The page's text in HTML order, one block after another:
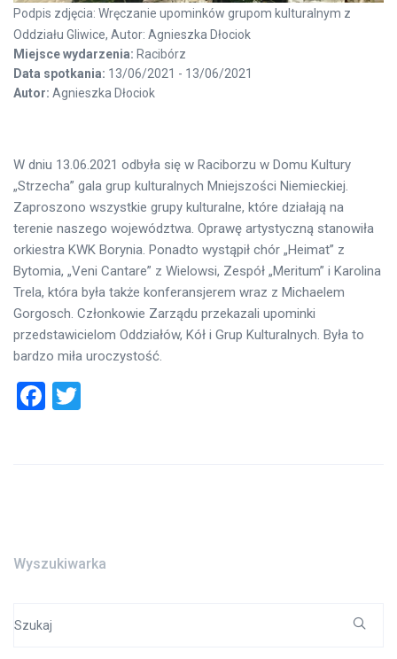
Podpis zdjęcia: Wręczanie upominków grupom kulturalnym z
Oddziału Gliwice, Autor: Agnieszka Dłociok
Miejsce wydarzenia: Racibórz
Data spotkania: 13/06/2021 - 13/06/2021
Autor: Agnieszka Dłociok
W dniu 13.06.2021 odbyła się w Raciborzu w Domu Kultury
„Strzecha” gala grup kulturalnych Mniejszości Niemieckiej.
Zaproszono wszystkie grupy kulturalne, które działają na
terenie naszego województwa. Oprawę artystyczną stanowiła
orkiestra KWK Borynia. Ponadto wystąpił chór „Heimat” z
Bytomia, „Veni Cantare” z Wielowsi, Zespół „Meritum” i Karolina
Trela, która była także konferansjerem wraz z Michaelem
Gorgosch. Członkowie Zarządu przekazali upominki
przedstawicielom Oddziałów, Kół i Grup Kulturalnych. Była to
bardzo miła uroczystość.
Facebook
Wyszukiwarka
for: